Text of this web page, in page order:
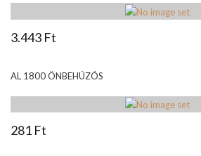
3.443 Ft
AL 1800 ÖNBEHÚZÓS
281 Ft